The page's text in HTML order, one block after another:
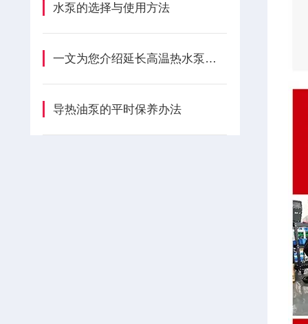
水泵的选择与使用方法
一文为您介绍延长高温热水泵使用寿命的方法
导热油泵的平时保养办法